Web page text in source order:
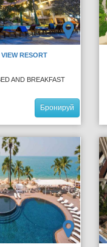
RESORT
AND BREAKFAST
Бронируй